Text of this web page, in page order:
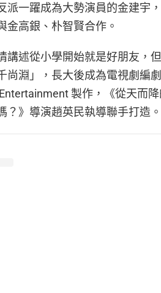
派一躍成為大勢演員的金建宇
金高銀、朴智賢合作。
講述從小學開始就是好朋友，
尚淵」，長大後成為電視劇編
製作，《從天而
？》導演趙英民執導聯手打造。